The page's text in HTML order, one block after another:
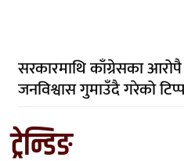
सरकारमाथि काँग्रेसका
जनविश्वास गुमाउँदै गरेको
ट्रेन्डिङ